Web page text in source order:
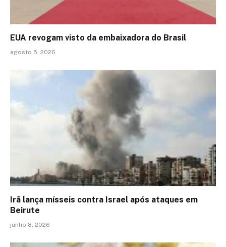
EUA revogam visto da embaixadora do Brasil
agosto 5, 2026
Irã lança mísseis contra Israel após ataques em
Beirute
junho 8, 2026